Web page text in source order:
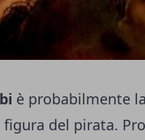
è probabilmente
del pirata.